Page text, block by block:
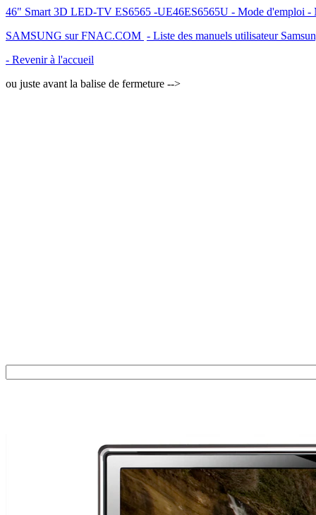
46" Smart 3D LED-TV ES6565 -UE46ES6565U - Mode d'emploi -
SAMSUNG sur FNAC.COM - Liste des manuels utilisateur
- Revenir à l'accueil
ou juste avant la balise de fermeture -->